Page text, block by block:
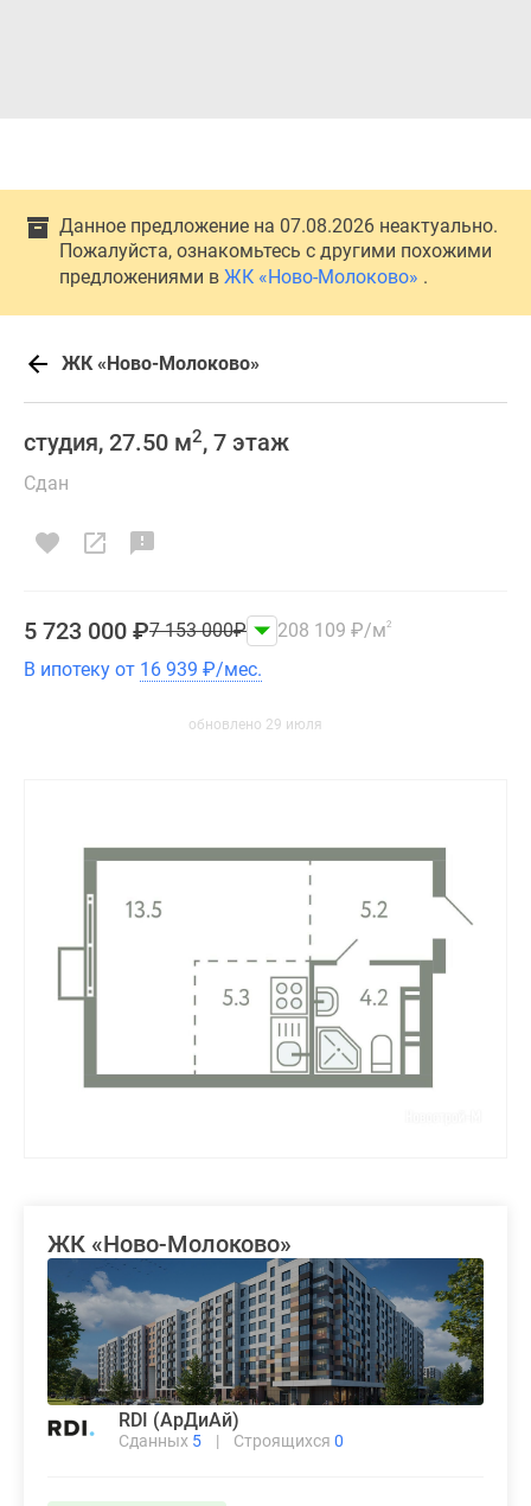
Данное предложение на 07.08.2026 неактуально.
Пожалуйста, ознакомьтесь с другими похожими
предложениями в ЖК «Ново-Молоково» .
ЖК «Ново-Молоково»
студия, 27.50 м2, 7 этаж
Сдан
5 723 000 ₽7 153 000₽ 208 109 ₽/м2
В ипотеку от 16 939 ₽/мес.
обновлено 29 июля
ЖК «Ново-Молоково»
RDI (АрДиАй)
Сданных 5 | Строящихся 0